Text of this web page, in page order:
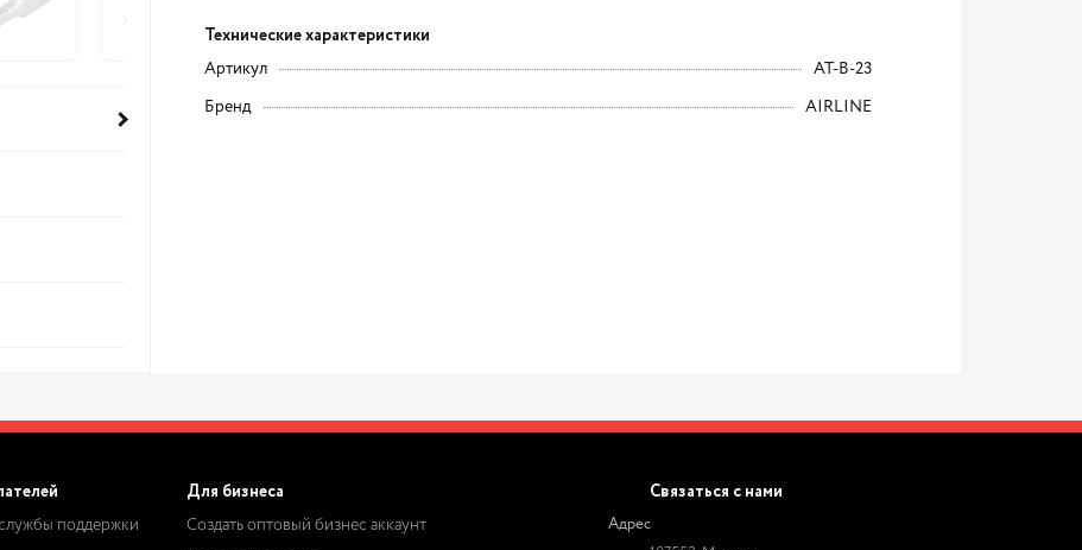
Технические характеристики
Артикул AT-B-23
Бренд AIRLINE
поддержки
Для бизнеса
Создать оптовый бизнес аккаунт
Связаться с нами
Адрес